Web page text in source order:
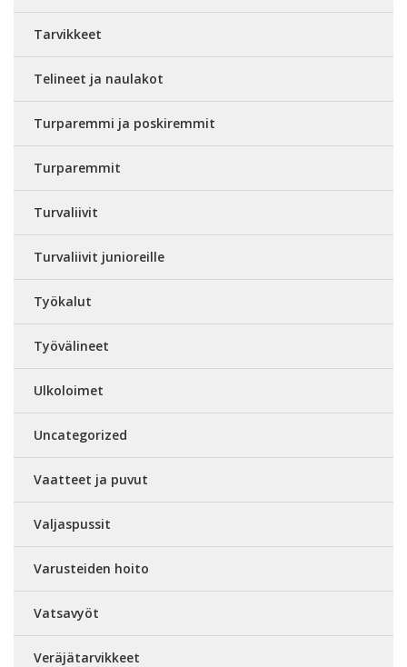
Tarvikkeet
Telineet ja naulakot
Turparemmi ja poskiremmit
Turparemmit
Turvaliivit
Turvaliivit junioreille
Työkalut
Työvälineet
Ulkoloimet
Uncategorized
Vaatteet ja puvut
Valjaspussit
Varusteiden hoito
Vatsavyöt
Veräjätarvikkeet